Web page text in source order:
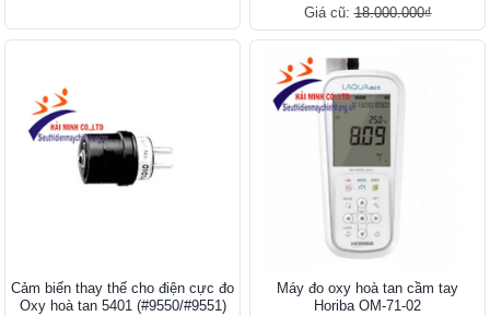
Giá cũ:18.000.000₫
Cảm biến thay thế cho điện cực đo
Oxy hoà tan 5401 (#9550/#9551)
Máy đo oxy hoà tan cầm tay
Horiba OM-71-02